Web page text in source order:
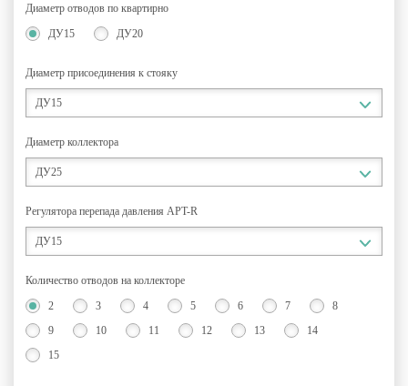
Диаметр отводов по квартирно
ДУ15
ДУ20
Диаметр присоединения к стояку
ДУ15
Диаметр коллектора
ДУ25
Регулятора перепада давления APT-R
ДУ15
Количество отводов на коллекторе
2
3 4 5 6 7
8
9
10 11 12 13
14
15